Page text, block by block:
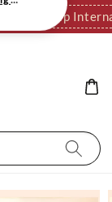
✈️ We Ship